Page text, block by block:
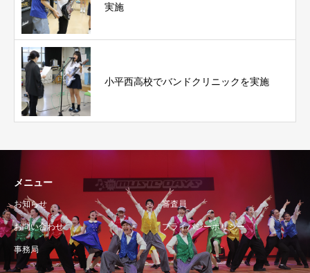
実施
小平西高校でバンドクリニックを実施
メニュー
お知らせ 審査員
お問い合わせ プライバシーポリシー
事務局